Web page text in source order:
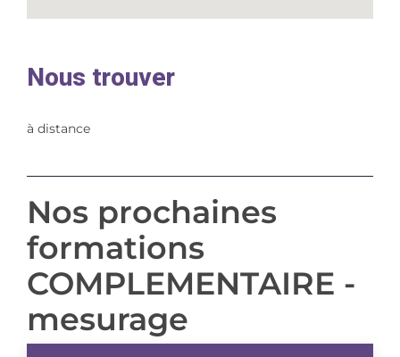
Nous trouver
à distance
Nos prochaines
formations
COMPLEMENTAIRE -
mesurage